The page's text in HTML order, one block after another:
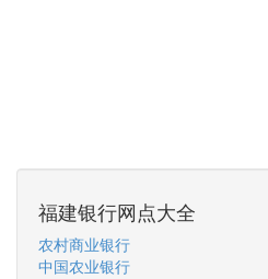
福建银行网点大全
农村商业银行
中国农业银行